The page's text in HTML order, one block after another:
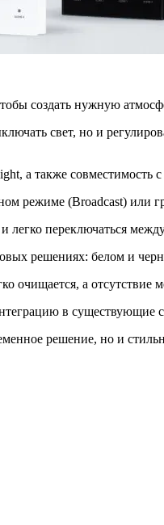
создать нужную
свет, но и
а также совместимость
режиме (Broadcast) или
легко переключаться
решениях: белом и
очищается, а
в существующие
решение, но и